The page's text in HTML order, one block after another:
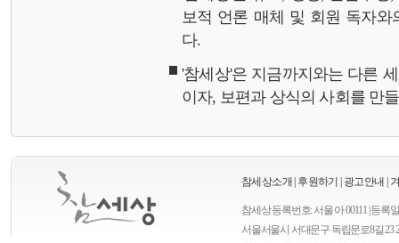
보적 언론 매체 및 회원 독자와
다.
'참세상'은 지금까지와는 다른
이자, 보편과 상식의 사회를 만
참세상소개 후원하기 광고안내
참세상 등록번호: 서울 아 00111 | 등록
서울서울시 서대문구 독립문로8길 23